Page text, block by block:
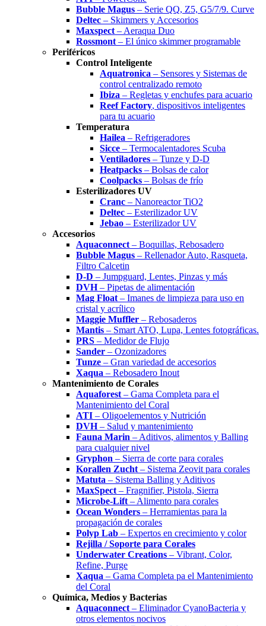
Bubble Magus – Serie QQ, Z5, G5/7/9. Curve
Deltec – Skimmers y Accesorios
Maxspect – Aeraqua Duo
Rossmont – El único skimmer programable
Periféricos
Control Inteligente
Aquatronica – Sensores y Sistemas de
control centralizado remoto
Ibiza – Regletas y enchufes para acuario
Reef Factory, dispositivos inteligentes
para tu acuario
Temperatura
Hailea – Refrigeradores
Sicce – Termocalentadores Scuba
Ventiladores – Tunze y D-D
Heatpacks – Bolsas de calor
Coolpacks – Bolsas de frío
Esterilizadores UV
Cranc – Nanoreactor TiO2
Deltec – Esterilizador UV
Jebao – Esterilizador UV
Accesorios
Aquaconnect – Boquillas, Rebosadero
Bubble Magus – Rellenador Auto, Rasqueta,
Filtro Calcetin
D-D – Jumpguard, Lentes, Pinzas y más
DVH– Pipetas de alimentación
Mag Float – Imanes de limpieza para uso en
cristal y acrílico
Maggie Muffler – Rebosaderos
Mantis – Smart ATO, Lupa, Lentes fotográficas.
PRS – Medidor de Flujo
Sander – Ozonizadores
Tunze – Gran variedad de accesorios
Xaqua – Rebosadero Inout
Mantenimiento de Corales
Aquaforest – Gama Completa para el
Mantenimiento del Coral
ATI – Oligoelementos y Nutrición
DVH– Salud y mantenimiento
Fauna Marin – Aditivos, alimentos y Balling
para cualquier nivel
Gryphon – Sierra de corte para corales
Korallen Zucht – Sistema Zeovit para corales
Matuta – Sistema Balling y Aditivos
MaxSpect – Fragnifier, Pistola, Sierra
Microbe-Lift – Alimento para corales
Ocean Wonders – Herramientas para la
propagación de corales
Polyp Lab – Expertos en crecimiento y color
Rejilla / Soporte para Corales
Underwater Creations – Vibrant, Color,
Refine, Purge
Xaqua – Gama Completa pa el Mantenimiento
del Coral
Química, Medios y Bacterias
Aquaconnect – Eliminador CyanoBacteria y
otros elementos nocivos